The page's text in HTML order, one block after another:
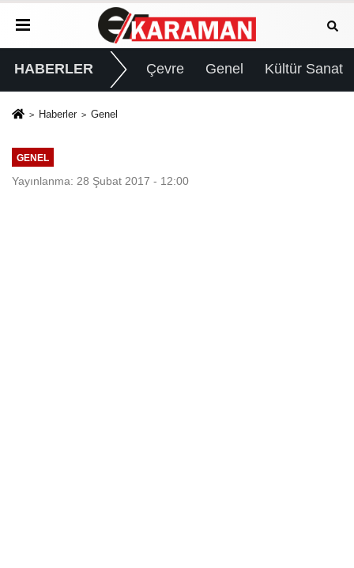
HABERLER Çevre Genel Kültür Sanat
Haberler Genel
GENEL
Yayınlanma: 28 Şubat 2017 - 12:00